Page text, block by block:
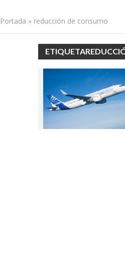
Portada » reducción de consumo